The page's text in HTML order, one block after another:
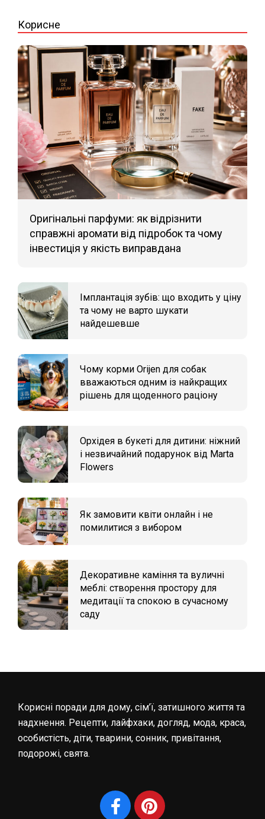
Корисне
Оригінальні парфуми: як відрізнити
справжні аромати від підробок та чому
інвестиція у якість виправдана
Імплантація зубів: що входить у ціну
та чому не варто шукати
найдешевше
Чому корми Orijen для собак
вважаються одним із найкращих
рішень для щоденного раціону
Орхідея в букеті для дитини: ніжний
і незвичайний подарунок від Marta
Flowers
Як замовити квіти онлайн і не
помилитися з вибором
Декоративне каміння та вуличні
меблі: створення простору для
медитації та спокою в сучасному
саду
Корисні поради для дому, сім’ї, затишного життя та
надхнення. Рецепти, лайфхаки, догляд, мода, краса,
особистість, діти, тварини, сонник, привітання,
подорожі, свята.